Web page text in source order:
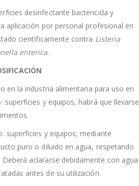
desinfectante bactericida y
aplicación por personal profesional en
científicamente contra Listeria
enterica.
en la industria alimentaria para uso en
superficies y equipos, habrá que llevarse
superficies y equipos, mediante
puro o diluido en agua, respetando
aclararse debidamente con agua
antes de su utilización.